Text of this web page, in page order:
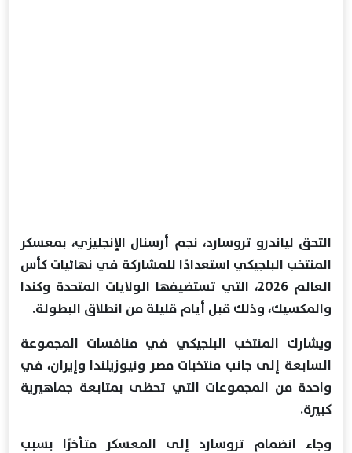
التحق لياندرو تروسارد، نجم أرسنال الإنجليزي، بمعسكر
المنتخب البلجيكي استعدادًا للمشاركة في نهائيات كأس
العالم 2026، التي تستضيفها الولايات المتحدة وكندا
والمكسيك، وذلك قبل أيام قليلة من انطلاق البطولة.
ويشارك المنتخب البلجيكي في منافسات المجموعة
السابعة إلى جانب منتخبات مصر ونيوزيلندا وإيران، في
واحدة من المجموعات التي تحظى بمتابعة جماهيرية
كبيرة.
وجاء انضمام تروسارد إلى المعسكر متأخرًا بسبب